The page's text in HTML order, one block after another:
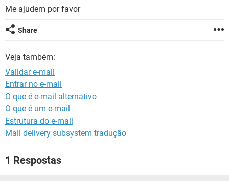
Me ajudem por favor
Share
Veja também:
Validar e-mail
Entrar no e-mail
O que é e-mail alternativo
O que é um e-mail
Estrutura do e-mail
Mail delivery subsystem tradução
1 Respostas